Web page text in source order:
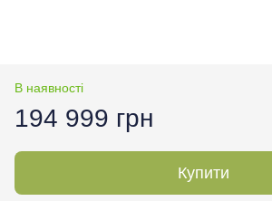
В наявності
194 999 грн
Купити